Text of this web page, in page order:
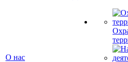
О нас